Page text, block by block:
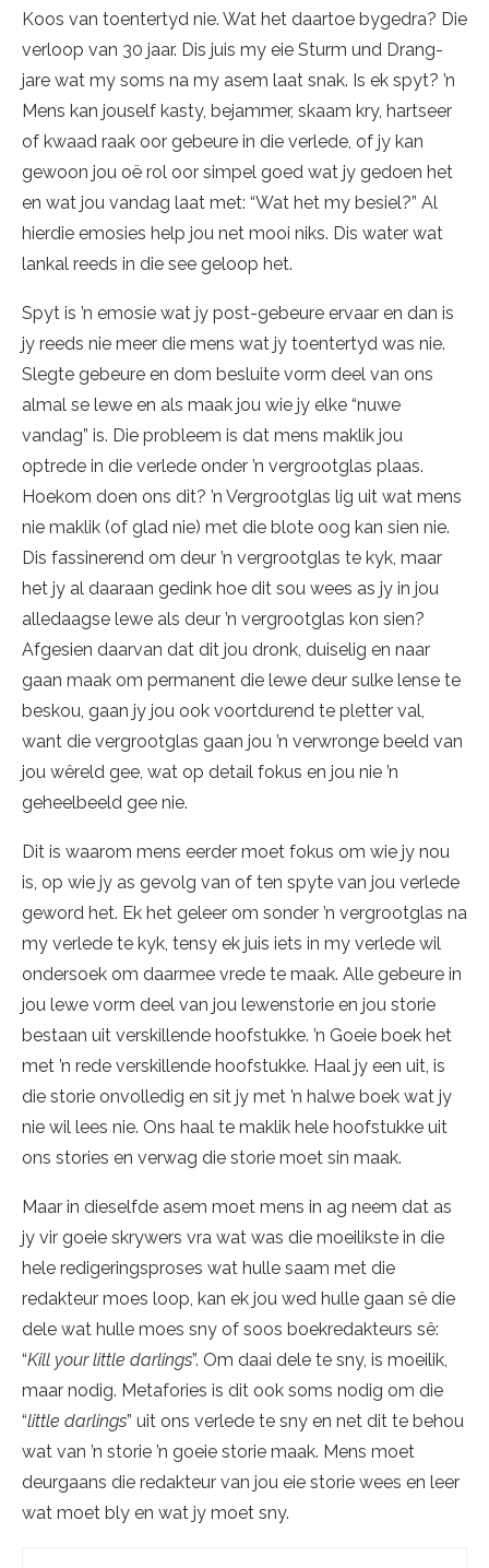
Koos van toentertyd nie. Wat het daartoe bygedra? Die
verloop van 30 jaar. Dis juis my eie Sturm und Drang-
jare wat my soms na my asem laat snak. Is ek spyt? ’n
Mens kan jouself kasty, bejammer, skaam kry, hartseer
of kwaad raak oor gebeure in die verlede, of jy kan
gewoon jou oë rol oor simpel goed wat jy gedoen het
en wat jou vandag laat met: “Wat het my besiel?” Al
hierdie emosies help jou net mooi niks. Dis water wat
lankal reeds in die see geloop het.
Spyt is ’n emosie wat jy post-gebeure ervaar en dan is
jy reeds nie meer die mens wat jy toentertyd was nie.
Slegte gebeure en dom besluite vorm deel van ons
almal se lewe en als maak jou wie jy elke “nuwe
vandag” is. Die probleem is dat mens maklik jou
optrede in die verlede onder ’n vergrootglas plaas.
Hoekom doen ons dit? ’n Vergrootglas lig uit wat mens
nie maklik (of glad nie) met die blote oog kan sien nie.
Dis fassinerend om deur ’n vergrootglas te kyk, maar
het jy al daaraan gedink hoe dit sou wees as jy in jou
alledaagse lewe als deur ’n vergrootglas kon sien?
Afgesien daarvan dat dit jou dronk, duiselig en naar
gaan maak om permanent die lewe deur sulke lense te
beskou, gaan jy jou ook voortdurend te pletter val,
want die vergrootglas gaan jou ’n verwronge beeld van
jou wêreld gee, wat op detail fokus en jou nie ’n
geheelbeeld gee nie.
Dit is waarom mens eerder moet fokus om wie jy nou
is, op wie jy as gevolg van of ten spyte van jou verlede
geword het. Ek het geleer om sonder ’n vergrootglas na
my verlede te kyk, tensy ek juis iets in my verlede wil
ondersoek om daarmee vrede te maak. Alle gebeure in
jou lewe vorm deel van jou lewenstorie en jou storie
bestaan uit verskillende hoofstukke. ’n Goeie boek het
met ’n rede verskillende hoofstukke. Haal jy een uit, is
die storie onvolledig en sit jy met ’n halwe boek wat jy
nie wil lees nie. Ons haal te maklik hele hoofstukke uit
ons stories en verwag die storie moet sin maak.
Maar in dieselfde asem moet mens in ag neem dat as
jy vir goeie skrywers vra wat was die moeilikste in die
hele redigeringsproses wat hulle saam met die
redakteur moes loop, kan ek jou wed hulle gaan sê die
dele wat hulle moes sny of soos boekredakteurs sê:
“Kill your little darlings”. Om daai dele te sny, is moeilik,
maar nodig. Metafories is dit ook soms nodig om die
“little darlings” uit ons verlede te sny en net dit te behou
wat van ’n storie ’n goeie storie maak. Mens moet
deurgaans die redakteur van jou eie storie wees en leer
wat moet bly en wat jy moet sny.